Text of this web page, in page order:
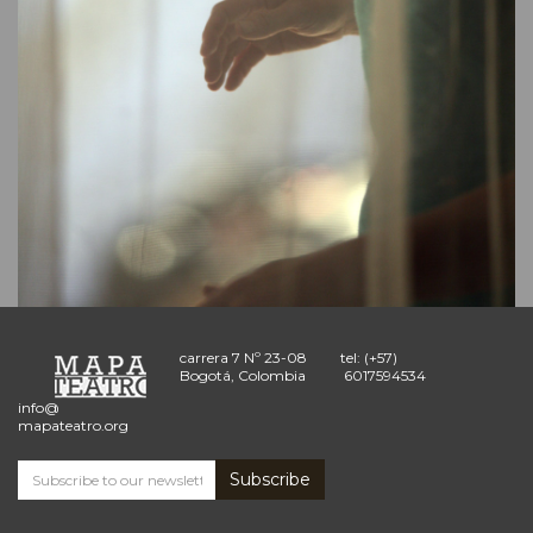
carrera 7 Nº 23-08
Bogotá, Colombia
tel: (+57)
6017594534
info@
mapateatro.org
Subscribe